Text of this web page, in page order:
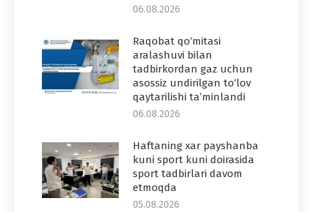
06.08.2026
Raqobat qo‘mitasi
aralashuvi bilan
tadbirkordan gaz uchun
asossiz undirilgan to‘lov
qaytarilishi ta’minlandi
06.08.2026
Haftaning xar payshanba
kuni sport kuni doirasida
sport tadbirlari davom
etmoqda
05.08.2026